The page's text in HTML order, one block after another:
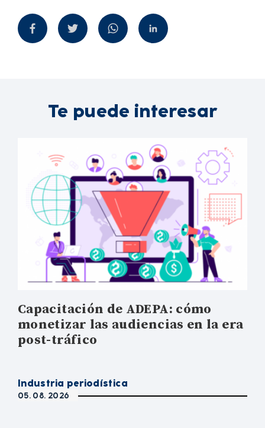
Te puede interesar
Capacitación de ADEPA: cómo
monetizar las audiencias en la era
post-tráfico
Industria periodística
05. 08. 2026